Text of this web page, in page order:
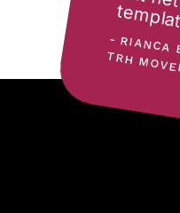
- RIANCA EVERS,